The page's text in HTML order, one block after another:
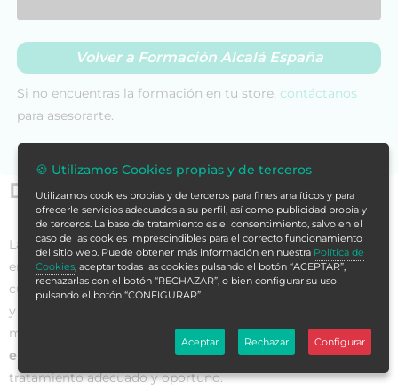
Datos generales
La hematología oncológicase dedica al estudio de
enfermedades neoplásicas del sistema sanguíneo. Nuestro
cuerpo tiene finos mecanismos para controlar la producción
y destrucción de todas las células, pero cuando uno de estos
mecanismos falla, se producen los cánceres. En este sentido,
el diagnóstico hematológico es esencialpara planear un
tratamiento adecuado y oportuno.
Volver a Formación Alcalá España
Si no encuentras la formación en tu store, contáctanos
para asesorarte.
🍪 Utilizamos Cookies propias y de terceros
Utilizamos cookies propias y de terceros para fines analíticos y para
ofrecerle servicios adecuados a su perfil, así como publicidad propia y
de terceros. La base de tratamiento es el consentimiento, salvo en el
caso de las cookies imprescindibles para el correcto funcionamiento
del sitio web. Puede obtener más información en nuestra Política de
Cookies , aceptar todas las cookies pulsando el botón “ACEPTAR”,
rechazarlas con el botón “RECHAZAR”, o bien configurar su uso
pulsando el botón “CONFIGURAR”.
Aceptar Rechazar Configurar